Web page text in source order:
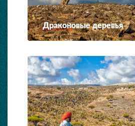
Драконовые деревья